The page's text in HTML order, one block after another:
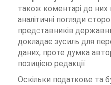
також коментарі до
аналітичні погляди
представників
докладає зусиль для
даних, проте думка
позицією редакції.
Оскільки податкове та